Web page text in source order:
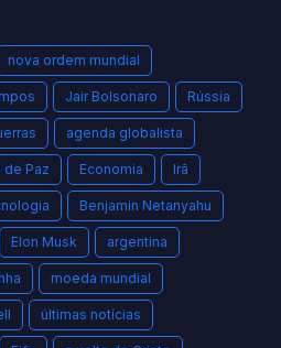
nova ordem mundial
Jair Bolsonaro Rússia
agenda globalista
de Paz Economia Irã
Benjamin Netanyahu
Elon Musk argentina
moeda mundial
últimas notícias